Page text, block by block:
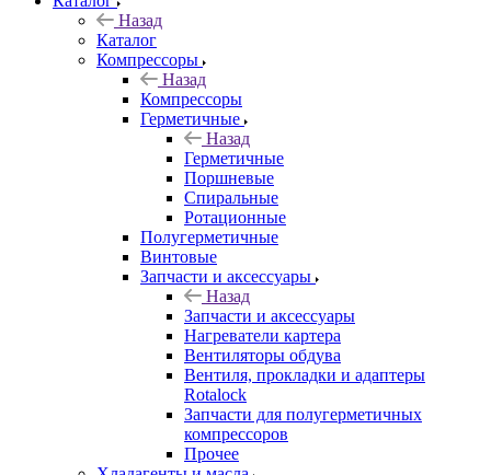
Назад
Каталог
Компрессоры
Назад
Компрессоры
Герметичные
Назад
Герметичные
Поршневые
Спиральные
Ротационные
Полугерметичные
Винтовые
Запчасти и аксессуары
Назад
Запчасти и аксессуары
Нагреватели картера
Вентиляторы обдува
Вентиля, прокладки и адаптеры
Rotalock
Запчасти для полугерметичных
компрессоров
Прочее